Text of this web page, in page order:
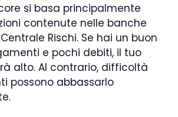
si basa principalmente
contenute nelle banche
Rischi. Se hai un buon
e pochi debiti, il tuo
alto. Al contrario, difficoltà
possono abbassarlo